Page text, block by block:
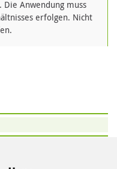
Anwendung muss
erfolgen. Nicht